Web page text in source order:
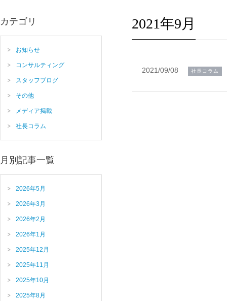
2021年9月
2021/09/08 社長コラム
カテゴリ
お知らせ
コンサルティング
スタッフブログ
その他
メディア掲載
社長コラム
月別記事一覧
2026年5月
2026年3月
2026年2月
2026年1月
2025年12月
2025年11月
2025年10月
2025年8月